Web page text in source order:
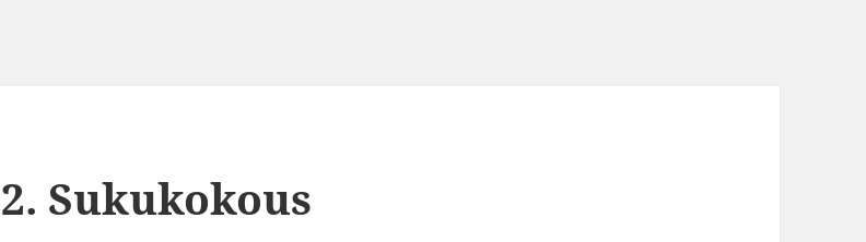
2. Sukukokous